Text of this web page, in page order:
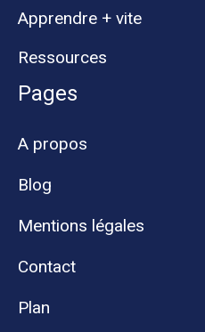
Apprendre + vite
Ressources
Pages
A propos
Blog
Mentions légales
Contact
Plan